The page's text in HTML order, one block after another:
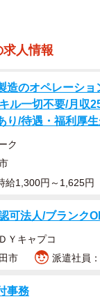
した。実施期間は
われました。
求人情報
造のオペレーショ
ル一切不要/月収
り/待遇・福利厚
ク
給1,300円～1,625円
可法人/ブランク
Ｙキャプコ
市
派遣社員
事務